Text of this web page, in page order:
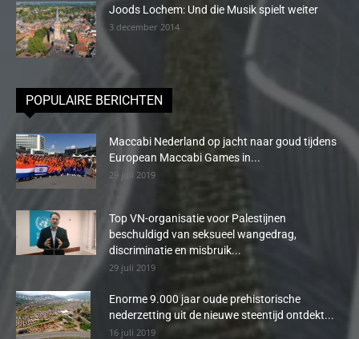
Joods Lochem: Und die Musik spielt weiter
3 december 2014
POPULAIRE BERICHTEN
Maccabi Nederland op jacht naar goud tijdens
European Maccabi Games in...
29 juli 2019
Top VN-organisatie voor Palestijnen
beschuldigd van seksueel wangedrag,
discriminatie en misbruik...
29 juli 2019
Enorme 9.000 jaar oude prehistorische
nederzetting uit de nieuwe steentijd ontdekt...
16 juli 2019